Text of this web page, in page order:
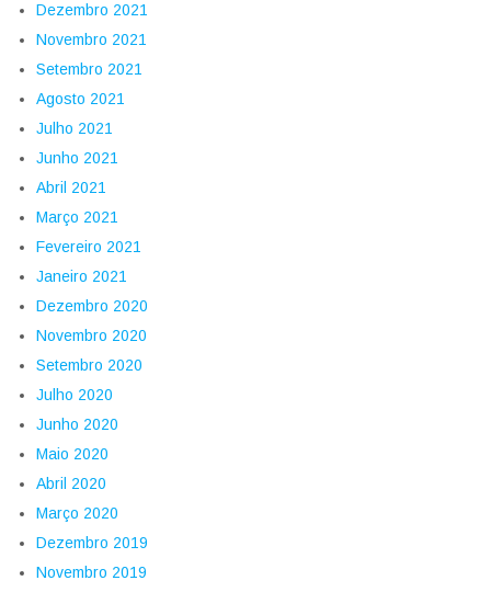
Dezembro 2021
Novembro 2021
Setembro 2021
Agosto 2021
Julho 2021
Junho 2021
Abril 2021
Março 2021
Fevereiro 2021
Janeiro 2021
Dezembro 2020
Novembro 2020
Setembro 2020
Julho 2020
Junho 2020
Maio 2020
Abril 2020
Março 2020
Dezembro 2019
Novembro 2019